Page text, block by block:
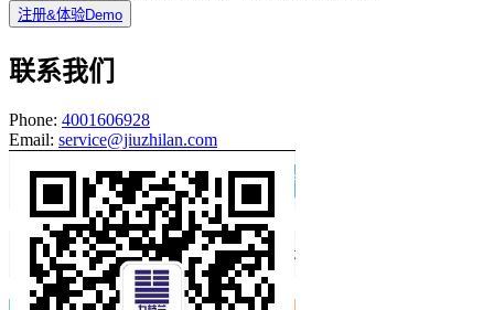
注册&体验Demo
联系我们
Phone: 4001606928
Email: service@jiuzhilan.com